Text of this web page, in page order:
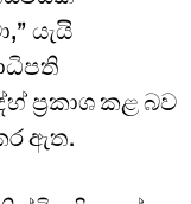
යැයි
ප්‍රකාශ කළ බව
ඇත.